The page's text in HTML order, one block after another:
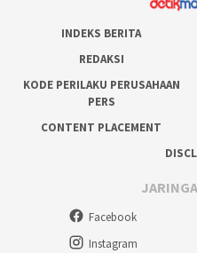
INDEKS BERITA
REDAKSI
KODE PERILAKU PERUSAHAAN
PERS
CONTENT PLACEMENT
Facebook
Instagram